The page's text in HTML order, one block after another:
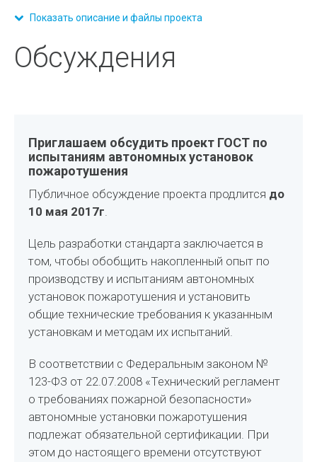
Показать описание и файлы проекта
Обсуждения
Приглашаем обсудить проект ГОСТ по
испытаниям автономных установок
пожаротушения
Публичное обсуждение проекта продлится до
10 мая 2017г.
Цель разработки стандарта заключается в
том, чтобы обобщить накопленный опыт по
производству и испытаниям автономных
установок пожаротушения и установить
общие технические требования к указанным
установкам и методам их испытаний.
В соответствии с Федеральным законом №
123-ФЗ от 22.07.2008 «Технический регламент
о требованиях пожарной безопасности»
автономные установки пожаротушения
подлежат обязательной сертификации. При
этом до настоящего времени отсутствуют